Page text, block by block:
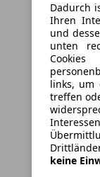
Dadurch
Ihren
und
unten
links, um
treffen
keine